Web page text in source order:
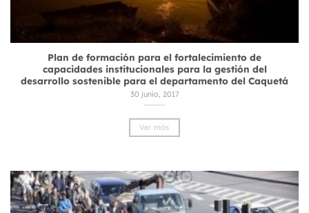
Plan de formación para el fortalecimiento de
capacidades institucionales para la gestión del
desarrollo sostenible para el departamento del Caquetá
30 junio, 2017
Ver más